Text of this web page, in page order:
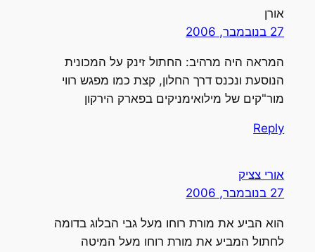
אורן
27 בנובמבר, 2006
המראה היה מרהיב: החתול זינק על המכונית
הנוסעת ונכנס דרך החלון, קצת כמו מפגש רווי
מור"קים של מילואימניקים בפארק הירקון
Reply
אורי צציק
27 בנובמבר, 2006
הוא הביע את מורת רוחו מעל גבי הבלוג בדומה
לחתול המביע את מורת רוחו מעל המיטה